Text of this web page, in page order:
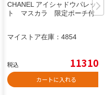
CHANEL アイシャドウパレッ
ト マスカラ 限定ポーチ付
マイストア在庫： 4854
税込 11310
カートに入れる